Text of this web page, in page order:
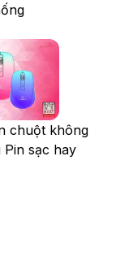
chuột không
Pin sạc hay